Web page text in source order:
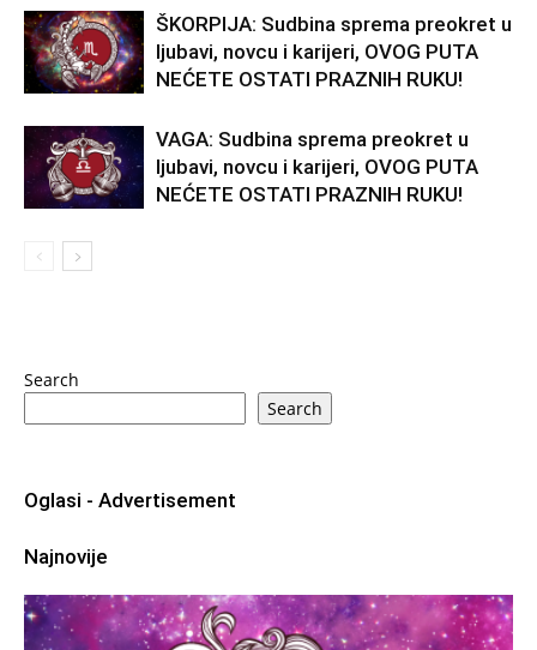
ŠKORPIJA: Sudbina sprema preokret u
ljubavi, novcu i karijeri, OVOG PUTA
NEĆETE OSTATI PRAZNIH RUKU!
VAGA: Sudbina sprema preokret u
ljubavi, novcu i karijeri, OVOG PUTA
NEĆETE OSTATI PRAZNIH RUKU!
Search
Search
Oglasi - Advertisement
Najnovije